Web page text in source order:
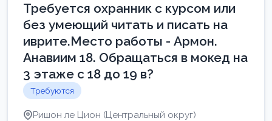
Требуется охранник с курсом или
без умеющий читать и писать на
иврите.Место работы - Армон.
Анавиим 18. Обращаться в мокед на
3 этаже с 18 до 19 в?
Требуются
Ришон ле Цион (Центральный округ)